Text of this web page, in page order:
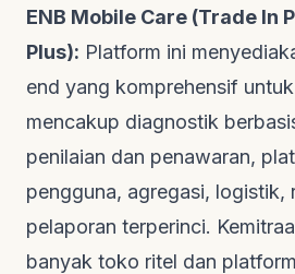
ENB Mobile Care (Trade In
Plus): Platform ini
end yang komprehensif
mencakup diagnostik
penilaian dan penawaran,
pengguna, agregasi, logistik,
pelaporan terperinci.
banyak toko ritel dan platform